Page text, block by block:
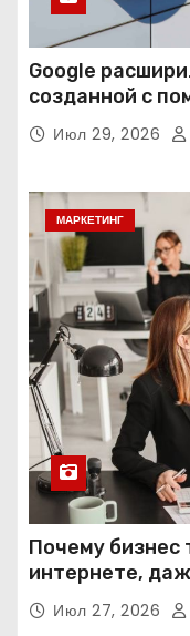
Google
созданной с
интеллекта
Июл 29, 2026
МАРКЕТИНГ
Почему бизнес
интернете,
Июл 27, 2026